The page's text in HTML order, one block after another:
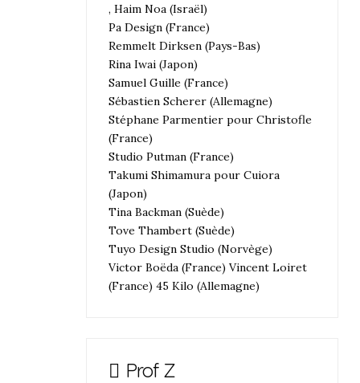
, Haim Noa (Israël)
Pa Design (France)
Remmelt Dirksen (Pays-Bas)
Rina Iwai (Japon)
Samuel Guille (France)
Sébastien Scherer (Allemagne)
Stéphane Parmentier pour Christofle
(France)
Studio Putman (France)
Takumi Shimamura pour Cuiora
(Japon)
Tina Backman (Suède)
Tove Thambert (Suède)
Tuyo Design Studio (Norvège)
Victor Boëda (France) Vincent Loiret
(France) 45 Kilo (Allemagne)
Prof Z